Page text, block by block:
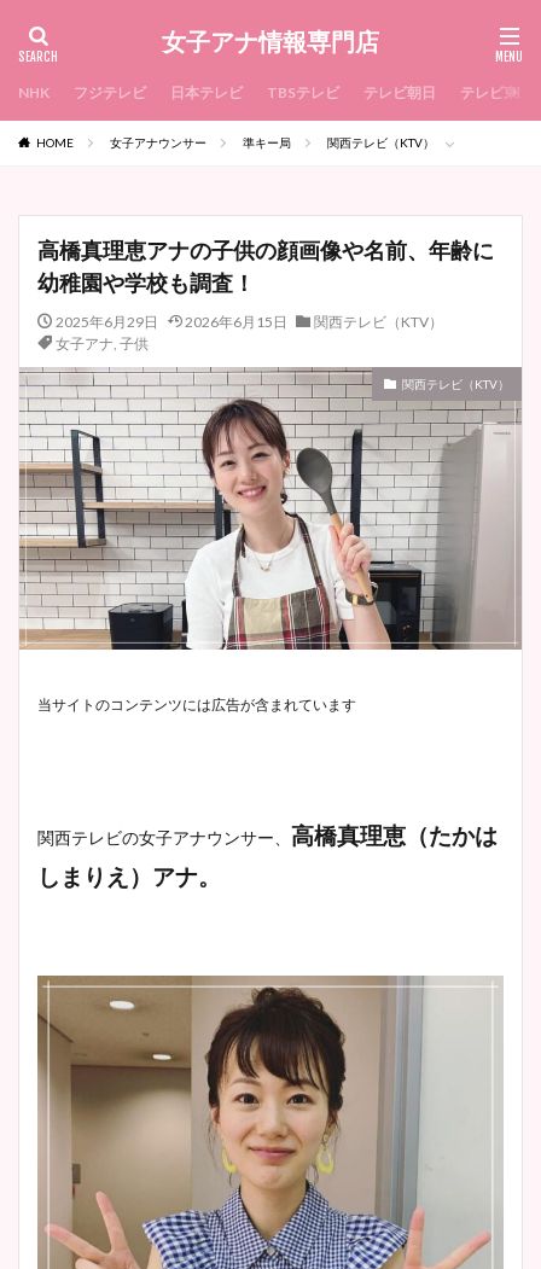
女子アナ情報専門店
NHK フジテレビ 日本テレビ TBSテレビ テレビ朝日 テレビ東京
HOME 女子アナウンサー 準キー局 関西テレビ（KTV）
高橋真理恵アナの子供の顔画像や名前、年齢に
幼稚園や学校も調査！
2025年6月29日 2026年6月15日
関西テレビ（KTV）
女子アナ, 子供
関西テレビ（KTV）
当サイトのコンテンツには広告が含まれています
関西テレビの女子アナウンサー、 高橋真理恵（たかは
しまりえ）アナ。